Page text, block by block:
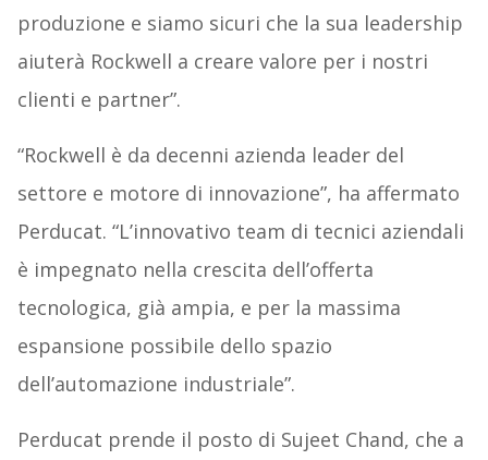
produzione e siamo sicuri che la sua leadership
aiuterà Rockwell a creare valore per i nostri
clienti e partner”.
“Rockwell è da decenni azienda leader del
settore e motore di innovazione”, ha affermato
Perducat. “L’innovativo team di tecnici aziendali
è impegnato nella crescita dell’offerta
tecnologica, già ampia, e per la massima
espansione possibile dello spazio
dell’automazione industriale”.
Perducat prende il posto di Sujeet Chand, che a